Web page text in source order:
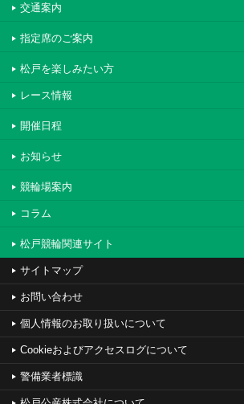
交通案内
指定席のご案内
松戸を楽しみたい方
レース情報
開催日程
お知らせ
競輪場案内
コラム
松戸競輪関連サイト
サイトマップ
お問い合わせ
個人情報のお取り扱いについて
Cookieおよびアクセスログについて
警備業者標識